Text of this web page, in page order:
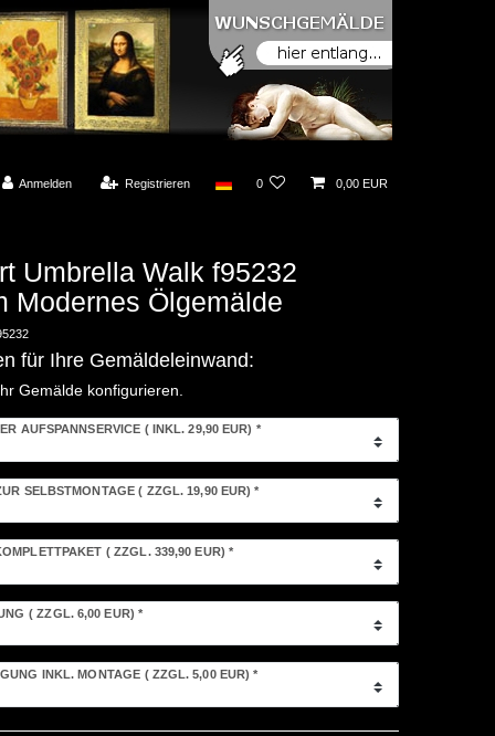
Anmelden Registrieren 0 0,00 EUR
Umbrella Walk f95232
Modernes Ölgemälde
für Ihre Gemäldeleinwand:
Gemälde konfigurieren.
AUFSPANNSERVICE ( INKL. 29,90 EUR) *
SELBSTMONTAGE ( ZZGL. 19,90 EUR)*
( ZZGL. 339,90 EUR) *
( ZZGL. 6,00 EUR) *
INKL. MONTAGE ( ZZGL. 5,00 EUR)*